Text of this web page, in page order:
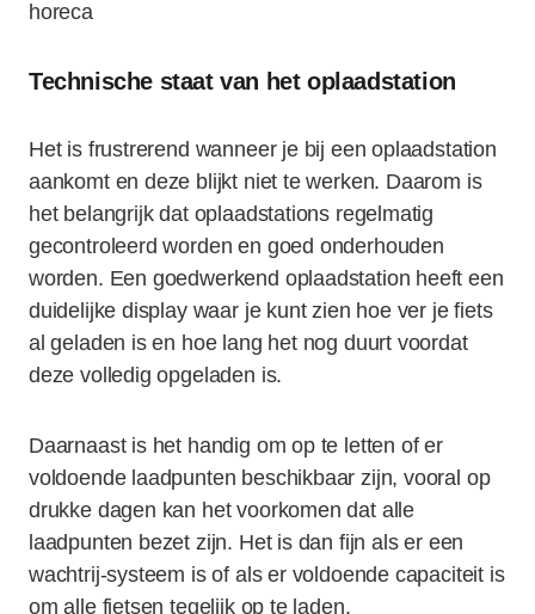
horeca
Technische staat van het oplaadstation
Het is frustrerend wanneer je bij een oplaadstation
aankomt en deze blijkt niet te werken. Daarom is
het belangrijk dat oplaadstations regelmatig
gecontroleerd worden en goed onderhouden
worden. Een goedwerkend oplaadstation heeft een
duidelijke display waar je kunt zien hoe ver je fiets
al geladen is en hoe lang het nog duurt voordat
deze volledig opgeladen is.
Daarnaast is het handig om op te letten of er
voldoende laadpunten beschikbaar zijn, vooral op
drukke dagen kan het voorkomen dat alle
laadpunten bezet zijn. Het is dan fijn als er een
wachtrij-systeem is of als er voldoende capaciteit is
om alle fietsen tegelijk op te laden.